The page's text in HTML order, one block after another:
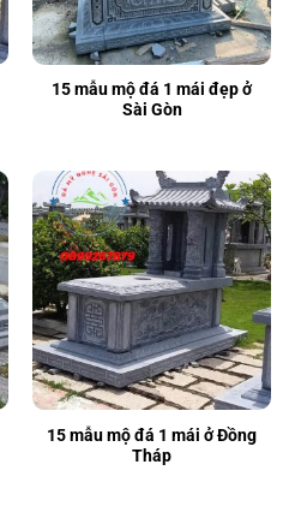
15 mẫu mộ đá 1 mái đẹp ở
Sài Gòn
15 mẫu mộ đá 1 mái ở Đồng
Tháp